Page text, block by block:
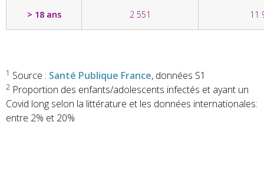
> 18 ans 2 551 11
1 Source : Santé Publique France, données S1
2 Proportion des enfants/adolescents infectés et ayant un
Covid long selon la littérature et les données internationales:
entre 2% et 20%